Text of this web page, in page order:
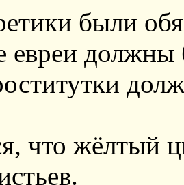
были
должны
что жёлтый